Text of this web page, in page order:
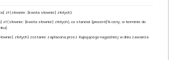
zł (słownie: [kwota słownie] złotych).
(słownie: [kwota słownie] złotych), co stanowi [procent]% ceny, w terminie do
złotych) zostanie zapłacona przez Kupującego najpóźniej w dniu zawarcia